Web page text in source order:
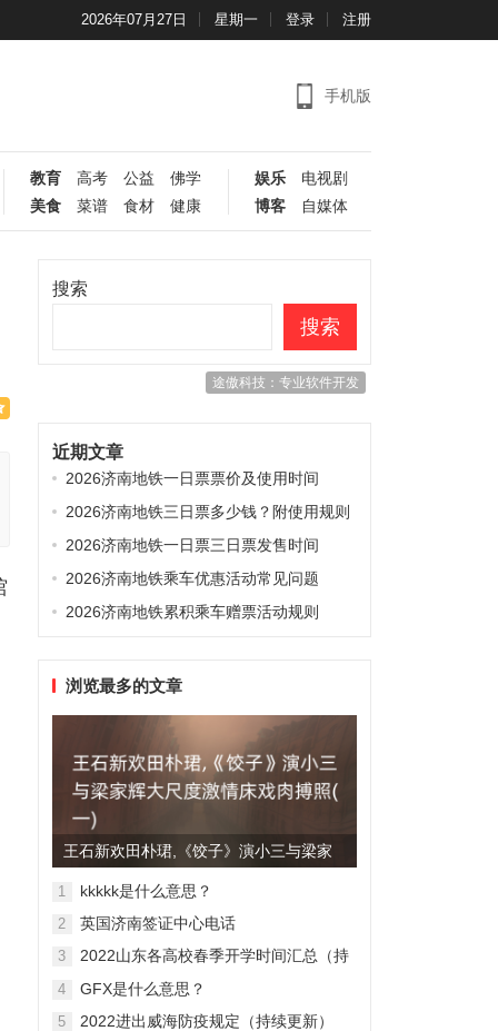
2026年07月27日 星期一 登录 注册
手机版
教育 高考 公益
佛学
美食
菜谱 食材 健康
娱乐
电视剧
博客
自媒体
搜索
搜索
途傲科技：专业软件开发
近期文章
2026济南地铁一日票票价及使用时间
2026济南地铁三日票多少钱？附使用规则
2026济南地铁一日票三日票发售时间
2026济南地铁乘车优惠活动常见问题
2026济南地铁累积乘车赠票活动规则
浏览最多的文章
王石新欢田朴珺,《饺子》演小三与梁家
辉大尺度激情床戏肉搏照(...
1 kkkkk是什么意思？
2 英国济南签证中心电话
3
2022山东各高校春季开学时间汇总（持
4 GFX是什么意思？
5 2022进出威海防疫规定（持续更新）